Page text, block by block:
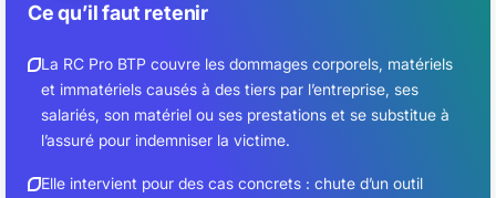
Ce qu’il faut retenir
La RC Pro BTP couvre les dommages corporels, matériels
et immatériels causés à des tiers par l’entreprise, ses
salariés, son matériel ou ses prestations et se substitue à
l’assuré pour indemniser la victime.
Elle intervient pour des cas concrets : chute d’un outil